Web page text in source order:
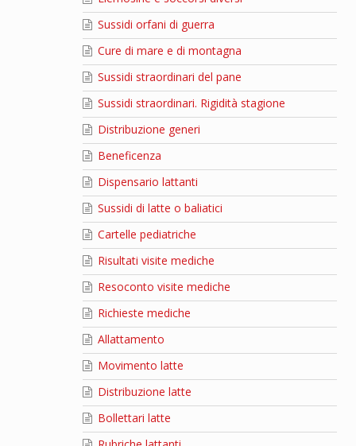
Sussidi orfani di guerra
Cure di mare e di montagna
Sussidi straordinari del pane
Sussidi straordinari. Rigidità stagione
Distribuzione generi
Beneficenza
Dispensario lattanti
Sussidi di latte o baliatici
Cartelle pediatriche
Risultati visite mediche
Resoconto visite mediche
Richieste mediche
Allattamento
Movimento latte
Distribuzione latte
Bollettari latte